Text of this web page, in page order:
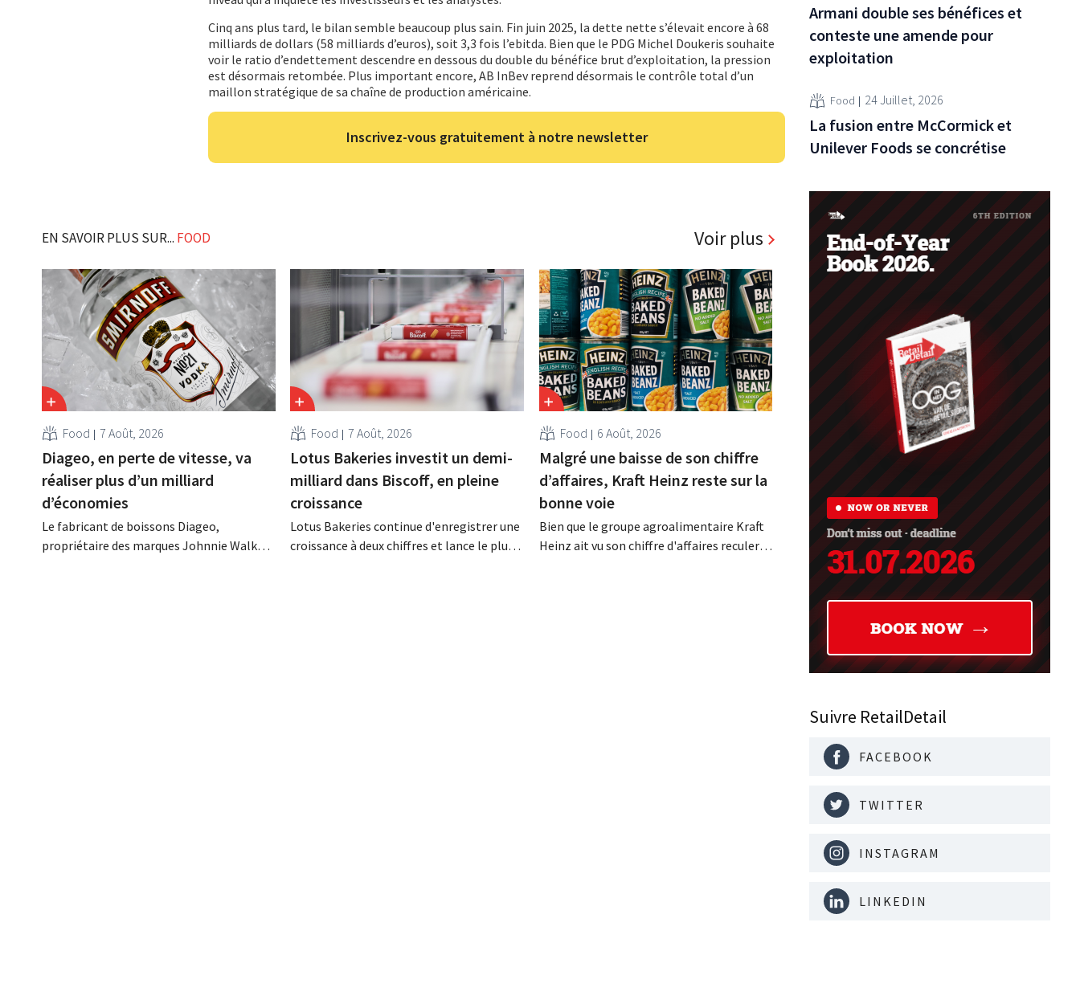
Cinq ans plus tard, le bilan semble beaucoup plus sain. Fin juin 2025, la dette nette s’élevait encore à 68
milliards de dollars (58 milliards d’euros), soit 3,3 fois l’ebitda. Bien que le PDG Michel Doukeris souhaite
voir le ratio d’endettement descendre en dessous du double du bénéfice brut d’exploitation, la pression
est désormais retombée. Plus important encore, AB InBev reprend désormais le contrôle total d’un
maillon stratégique de sa chaîne de production américaine.
Inscrivez-vous gratuitement à notre newsletter
EN SAVOIR PLUS SUR... FOOD Voir plus
Food 7 Août, 2026
Diageo, en perte de vitesse, va
réaliser plus d’un milliard
d’économies
Le fabricant de boissons Diageo,
propriétaire des marques Johnnie Walker,
Food 7 Août, 2026
Lotus Bakeries investit un demi-
milliard dans Biscoff, en pleine
croissance
Lotus Bakeries continue d'enregistrer une
croissance à deux chiffres et lance le plus
Food 6 Août, 2026
Malgré une baisse de son chiffre
d’affaires, Kraft Heinz reste sur la
bonne voie
Bien que le groupe agroalimentaire Kraft
Heinz ait vu son chiffre d'affaires reculer
Armani double ses bénéfices et
conteste une amende pour
exploitation
Food 24 Juillet, 2026
La fusion entre McCormick et
Unilever Foods se concrétise
Suivre RetailDetail
FACEBOOK
TWITTER
INSTAGRAM
LINKEDIN